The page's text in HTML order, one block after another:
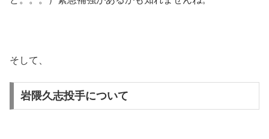
そして、
岩隈久志投手について